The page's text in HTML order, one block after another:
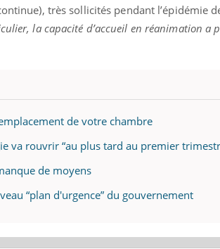
très sollicités pendant l’épidémie
la capacité d’accueil en réanimation a
de votre chambre
va rouvrir “au plus tard au premier
de moyens
“plan d'urgence” du gouvernement